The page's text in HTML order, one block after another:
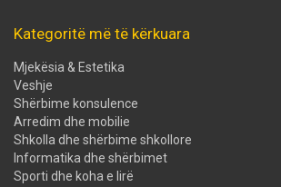
Kategoritë më të kërkuara
Mjekësia & Estetika
Veshje
Shërbime konsulence
Arredim dhe mobilie
Shkolla dhe shërbime shkollore
Informatika dhe shërbimet
Sporti dhe koha e lirë